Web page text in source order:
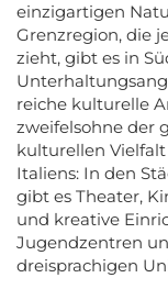
einzigartigen
Grenzregion, die
zieht, gibt es in
reiche kulturelle
zweifelsohne der
kulturellen
Italiens: In den
gibt es Theater,
und kreative
Jugendzentren
dreisprachigen